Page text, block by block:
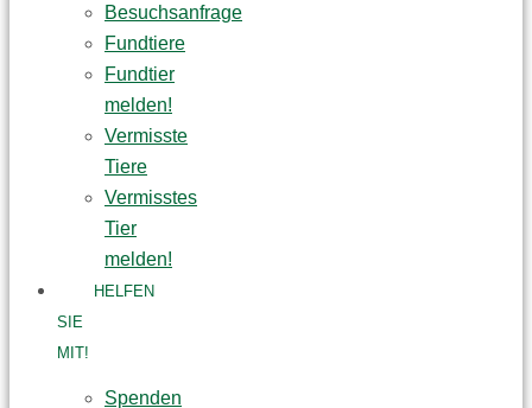
Besuchsanfrage
Fundtiere
Fundtier
melden!
Vermisste
Tiere
Vermisstes
Tier
melden!
HELFEN
SIE
MIT!
Spenden